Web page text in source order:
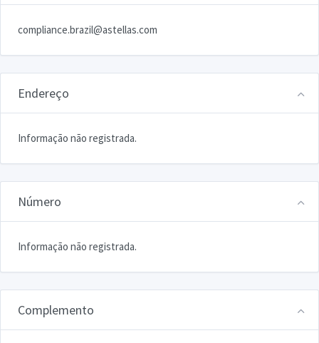
compliance.brazil@astellas.com
Endereço
Informação não registrada.
Número
Informação não registrada.
Complemento